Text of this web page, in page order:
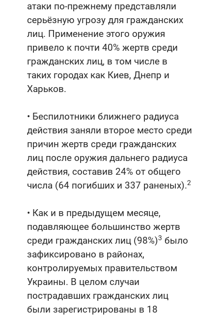
атаки по-прежнему представляли
серьёзную угрозу для гражданских
лиц. Применение этого оружия
привело к почти 40% жертв среди
гражданских лиц, в том числе в
таких городах как Киев, Днепр и
Харьков.
• Беспилотники ближнего радиуса
действия заняли второе место среди
причин жертв среди гражданских
лиц после оружия дальнего радиуса
действия, составив 24% от общего
числа (64 погибших и 337 раненых).2
• Как и в предыдущем месяце,
подавляющее большинство жертв
среди гражданских лиц (98%)3 было
зафиксировано в районах,
контролируемых правительством
Украины. В целом случаи
пострадавших гражданских лиц
были зарегистрированы в 18